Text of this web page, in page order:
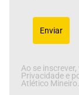
Enviar
Ao se
Privacidade e
Atlético Mineiro.